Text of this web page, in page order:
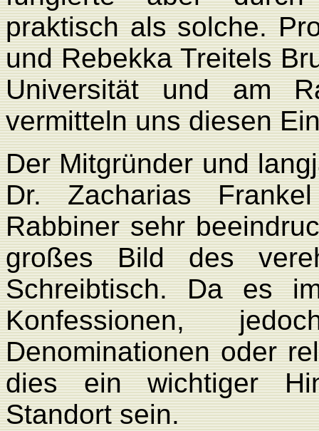
praktisch als solche.
und Rebekka Treitels
Universität und am
vermitteln uns diesen
Der Mitgründer und
Dr. Zacharias
Rabbiner sehr
großes Bild des
Schreibtisch. Da es
Konfessionen,
Denominationen oder
dies ein wichtiger
Standort sein.